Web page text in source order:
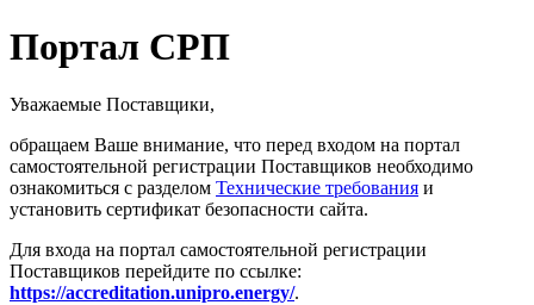
Портал СРП
Уважаемые Поставщики,
обращаем Ваше внимание, что перед входом на портал
самостоятельной регистрации Поставщиков необходимо
ознакомиться с разделом Технические требования и
установить сертификат безопасности сайта.
Для входа на портал самостоятельной регистрации
Поставщиков перейдите по ссылке:
https://accreditation.unipro.energy/.